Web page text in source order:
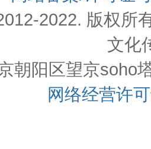
2022. 版权所
文化
朝阳区望京soho
网络经营许